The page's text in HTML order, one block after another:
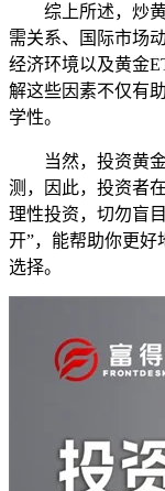
综上所述，炒
需关系、国际市场
经济环境以及黄金
解这些因素不仅有
学性。
当然，投资黄
测，因此，投资者
理性投资，切勿盲
开”，能帮助你更好
选择。